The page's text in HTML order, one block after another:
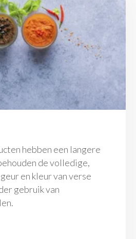
hebben een langere
de volledige,
en kleur van verse
gebruik van